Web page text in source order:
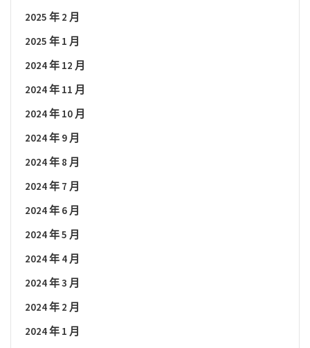
2025 年 2 月
2025 年 1 月
2024 年 12 月
2024 年 11 月
2024 年 10 月
2024 年 9 月
2024 年 8 月
2024 年 7 月
2024 年 6 月
2024 年 5 月
2024 年 4 月
2024 年 3 月
2024 年 2 月
2024 年 1 月